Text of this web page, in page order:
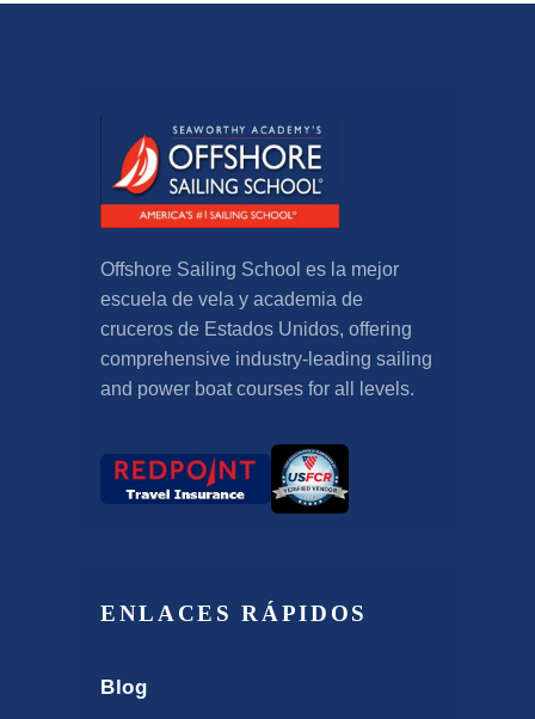
Offshore Sailing School es la mejor
escuela de vela y academia de
cruceros de Estados Unidos, offering
comprehensive industry-leading sailing
and power boat courses for all levels.
ENLACES RÁPIDOS
Blog